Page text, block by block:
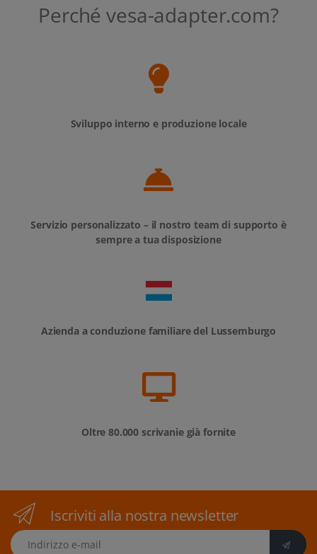
Perché vesa-adapter.com?
Sviluppo interno e produzione locale
Servizio personalizzato – il nostro team di supporto è
sempre a tua disposizione
Azienda a conduzione familiare del Lussemburgo
Oltre 80.000 scrivanie già fornite
Iscriviti alla nostra newsletter
Indirizzo e-mail